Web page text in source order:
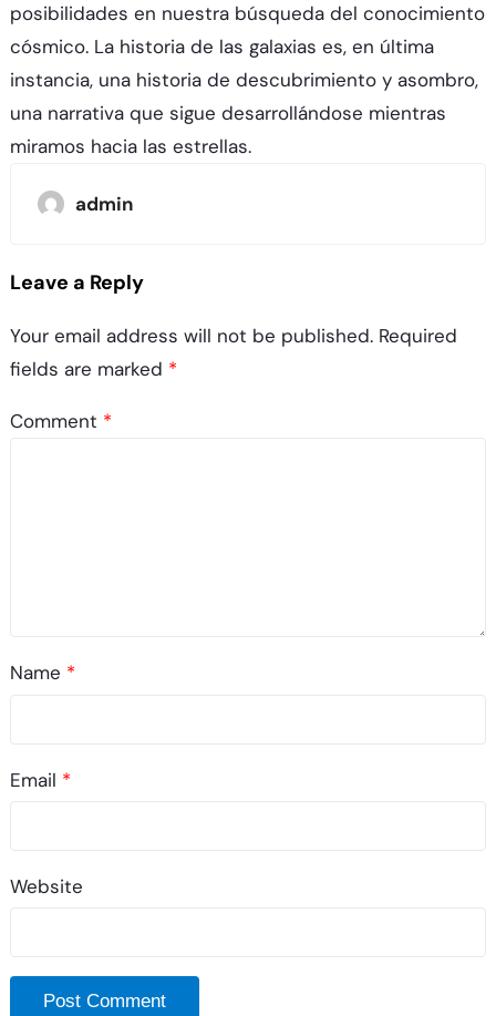
posibilidades en nuestra búsqueda del conocimiento
cósmico. La historia de las galaxias es, en última
instancia, una historia de descubrimiento y asombro,
una narrativa que sigue desarrollándose mientras
miramos hacia las estrellas.
admin
Leave a Reply
Your email address will not be published. Required
fields are marked *
Comment *
Name *
Email *
Website